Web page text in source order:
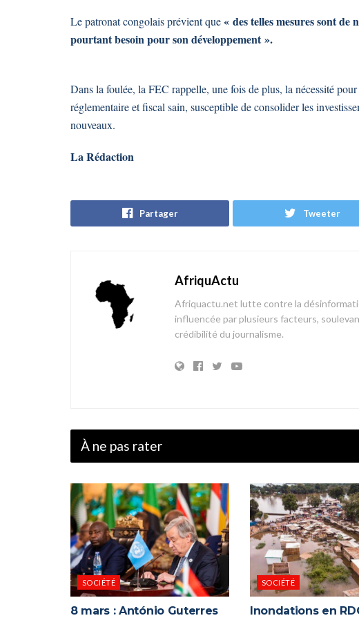
Le patronat congolais prévient que« des telles mesures sont de
pourtant besoin pour son développement ».
Dans la foulée, la FEC rappelle, une fois de plus, la nécessité
réglementaire et fiscal sain, susceptible de consolider les
nouveaux.
La Rédaction
Partager Tweeter
AfriquActu
Afriquactu.net lutte contre la
influencée par plusieurs facteurs,
crédibilité du journalisme.
À ne pas rater
SOCIÉTÉ
8 mars : António Guterres
SOCIÉTÉ
Inondations en